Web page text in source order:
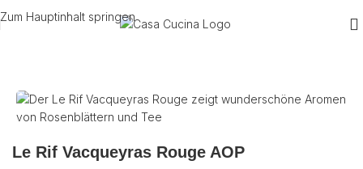
Zum Hauptinhalt springen
Le Rif Vacqueyras Rouge AOP